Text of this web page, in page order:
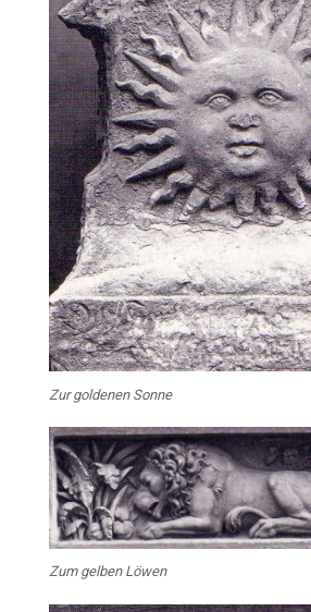
Zur goldenen Sonne
Zum gelben Löwen